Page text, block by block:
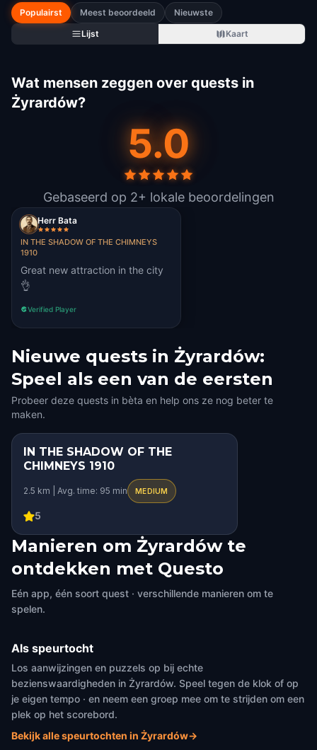
Populairst Meest beoordeeld
Nieuwste
Lijst
Kaart
Wat mensen zeggen over quests in
Żyrardów?
5.0
Gebaseerd op 2+ lokale beoordelingen
Herr Bata
IN THE SHADOW OF THE CHIMNEYS
1910
Great new attraction in the city
👌
Verified Player
Nieuwe quests in Żyrardów:
Speel als een van de eersten
Probeer deze quests in bèta en help ons ze nog beter te
maken.
STEP INTO THE STORY
SQUAD CHALLENGE
IN THE SHADOW OF THE
CHIMNEYS 1910
2.5 km | Avg. time: 95 min MEDIUM
5
Manieren om Żyrardów te
ontdekken met Questo
Eén app, één soort quest · verschillende manieren om te
spelen.
Als speurtocht
Los aanwijzingen en puzzels op bij echte
bezienswaardigheden in Żyrardów. Speel tegen de klok of op
je eigen tempo · en neem een groep mee om te strijden om een
plek op het scorebord.
Bekijk alle speurtochten in Żyrardów→